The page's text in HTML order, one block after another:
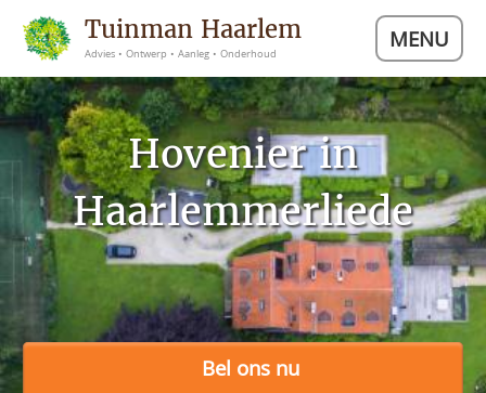
Tuinman Haarlem
Advies • Ontwerp • Aanleg • Onderhoud MENU
Hovenier in
Haarlemmerliede
Bel ons nu